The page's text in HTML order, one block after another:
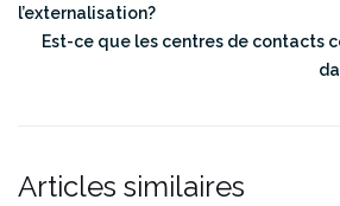
l’externalisation?
Est-ce que les centres de contacts
Articles similaires